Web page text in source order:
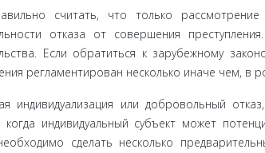
считать, что только
отказа от совершения
Если обратиться к зарубежному
регламентирован несколько иначе чем, в
индивидуализация или добровольный
когда индивидуальный субъект может
сделать несколько